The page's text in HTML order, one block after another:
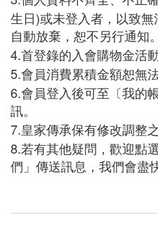
生日)或未登入者，以致
自動放棄，恕不另行通知。
4.首登錄的入會購物金活
5.會員消費累積金額恕無
6.會員登入後可至〔我的
訊。
7.皇家傳承保有修改調整之
8.若有其他疑問，歡迎點
們」傳送訊息，我們會盡